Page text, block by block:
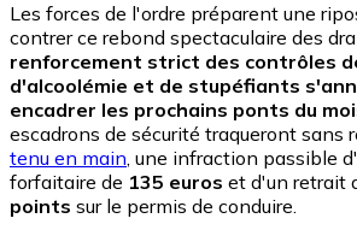
Les forces de l'ordre préparent une
contrer ce rebond spectaculaire des
renforcement strict des contrôles
d'alcoolémie et de stupéfiants
encadrer les prochains ponts du
escadrons de sécurité traqueront sans
tenu en main, une infraction passible
forfaitaire de 135 euros et d'un retrait
points sur le permis de conduire.